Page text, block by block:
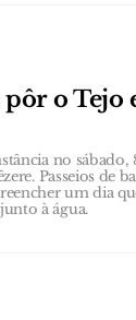
o Tejo
no
Passeios de
um dia
à água.